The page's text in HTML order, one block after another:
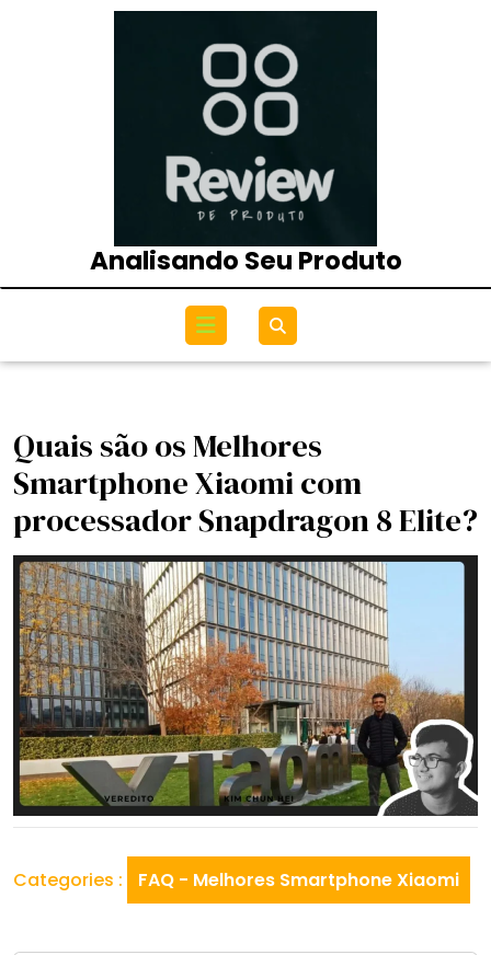
Analisando Seu Produto
Open
Menu
Quais são os Melhores
Smartphone Xiaomi com
processador Snapdragon 8 Elite?
Categories : FAQ - Melhores Smartphone Xiaomi